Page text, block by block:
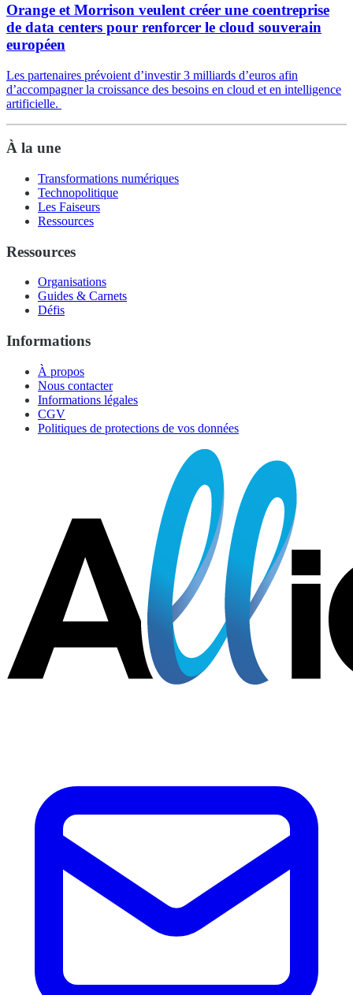
Orange et Morrison veulent créer une coentreprise
de data centers pour renforcer le cloud souverain
européen
Les partenaires prévoient d’investir 3 milliards d’euros afin
d’accompagner la croissance des besoins en cloud et en intelligence
artificielle.
À la une
Transformations numériques
Technopolitique
Les Faiseurs
Ressources
Ressources
Organisations
Guides & Carnets
Défis
Informations
À propos
Nous contacter
Informations légales
CGV
Politiques de protections de vos données